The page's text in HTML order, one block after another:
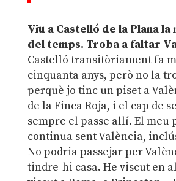
Viu a Castelló de la Plana
del temps. Troba a faltar
Castelló transitòriament fa
cinquanta anys, però no la
perquè jo tinc un piset a
de la Finca Roja, i el cap de
sempre el passe allí. El meu
continua sent València,
No podria passejar per
tindre-hi casa. He viscut en